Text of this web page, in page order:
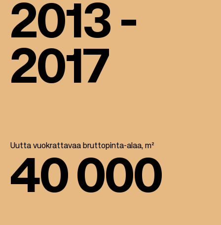
2013 -
2017
Uutta vuokrattavaa bruttopinta-alaa, m²
40 000